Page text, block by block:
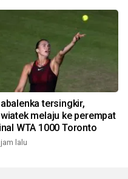
tersingkir,
melaju ke perempat
WTA 1000 Toronto
lalu